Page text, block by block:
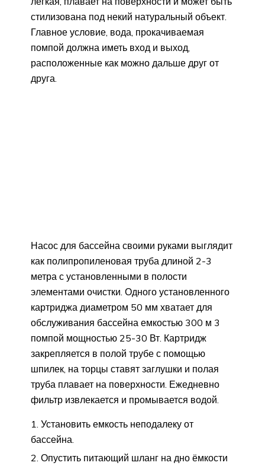
стилизована под некий натуральный объект.
Главное условие, вода, прокачиваемая
помпой должна иметь вход и выход,
расположенные как можно дальше друг от
друга.
Насос для бассейна своими руками выглядит
как полипропиленовая труба длиной 2-3
метра с установленными в полости
элементами очистки. Одного установленного
картриджа диаметром 50 мм хватает для
обслуживания бассейна емкостью 300 м 3
помпой мощностью 25-30 Вт. Картридж
закрепляется в полой трубе с помощью
шпилек, на торцы ставят заглушки и полая
труба плавает на поверхности. Ежедневно
фильтр извлекается и промывается водой.
Установить емкость неподалеку от
бассейна.
Опустить питающий шланг на дно ёмкости